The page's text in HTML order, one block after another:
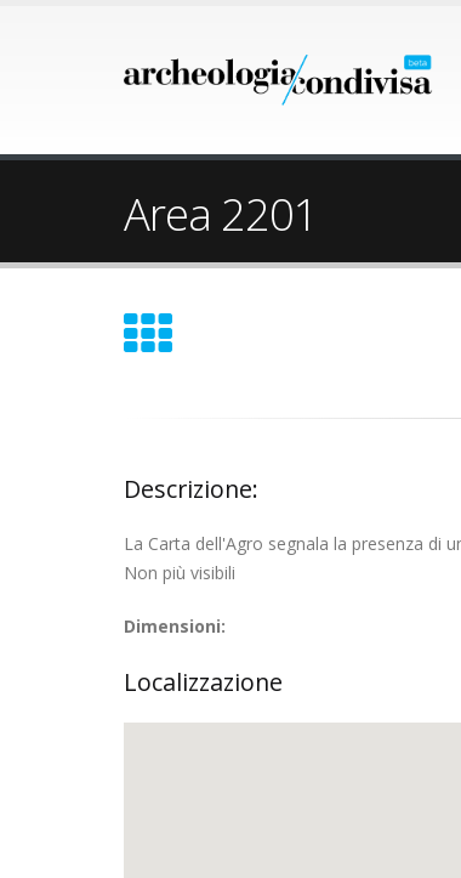
Area 2201
Descrizione:
La Carta dell'Agro segnala la presenza di
Non più visibili
Dimensioni:
Localizzazione